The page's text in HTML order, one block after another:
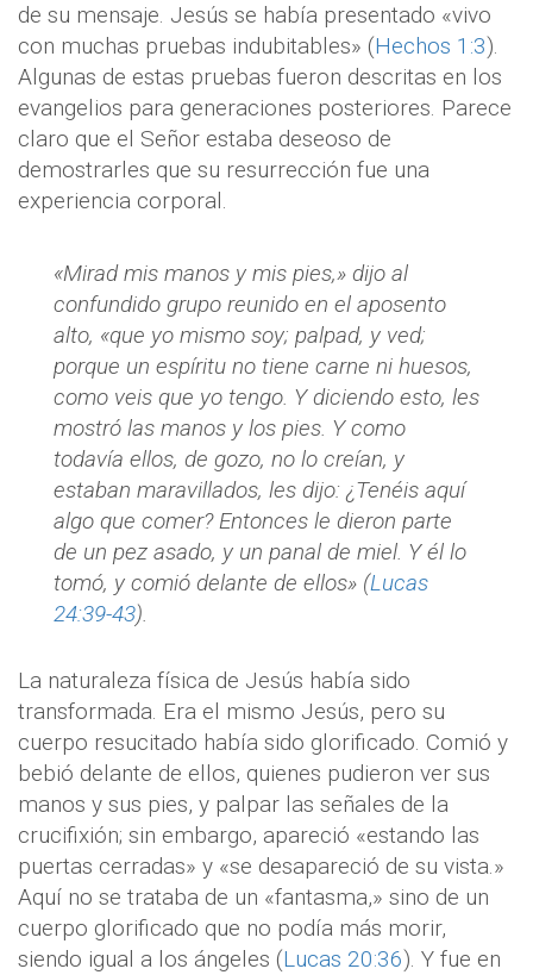
de su mensaje. Jesús se había presentado «vivo
con muchas pruebas indubitables» (Hechos 1:3).
Algunas de estas pruebas fueron descritas en los
evangelios para generaciones posteriores. Parece
claro que el Señor estaba deseoso de
demostrarles que su resurrección fue una
experiencia corporal.
«Mirad mis manos y mis pies,» dijo al
confundido grupo reunido en el aposento
alto, «que yo mismo soy; palpad, y ved;
porque un espíritu no tiene carne ni huesos,
como veis que yo tengo. Y diciendo esto, les
mostró las manos y los pies. Y como
todavía ellos, de gozo, no lo creían, y
estaban maravillados, les dijo: ¿Tenéis aquí
algo que comer? Entonces le dieron parte
de un pez asado, y un panal de miel. Y él lo
tomó, y comió delante de ellos» (Lucas
24:39-43).
La naturaleza física de Jesús había sido
transformada. Era el mismo Jesús, pero su
cuerpo resucitado había sido glorificado. Comió y
bebió delante de ellos, quienes pudieron ver sus
manos y sus pies, y palpar las señales de la
crucifixión; sin embargo, apareció «estando las
puertas cerradas» y «se desapareció de su vista.»
Aquí no se trataba de un «fantasma,» sino de un
cuerpo glorificado que no podía más morir,
siendo igual a los ángeles (Lucas 20:36). Y fue en